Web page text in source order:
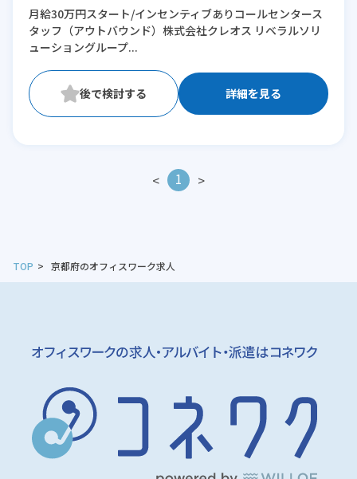
※残業：5〜60時間程度/月
月給30万円スタート/インセンティブありコールセンタース
タッフ（アウトバウンド）株式会社クレオス リベラルソリ
ューショングループ...
詳細を見る
< 1 >
TOP 京都府のオフィスワーク求人